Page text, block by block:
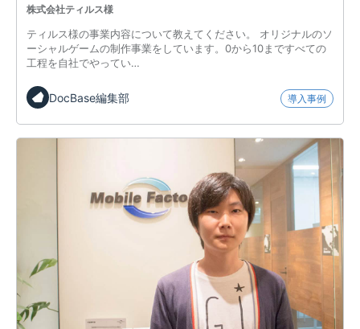
株式会社ティルス様
ティルス様の事業内容について教えてください。 オリジナルのソ
ーシャルゲームの制作事業をしています。0から10まですべての
工程を自社でやってい…
DocBase編集部 導入事例